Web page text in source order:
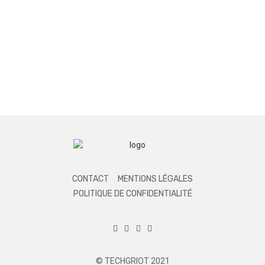
CONTACT
MENTIONS LÉGALES
POLITIQUE DE CONFIDENTIALITÉ
© TECHGRIOT 2021